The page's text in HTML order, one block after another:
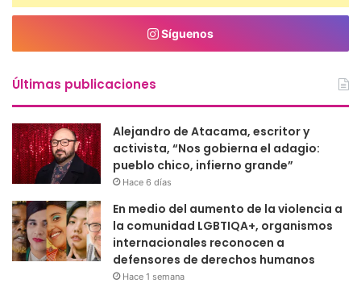
Síguenos
Últimas publicaciones
Alejandro de Atacama, escritor y
activista, “Nos gobierna el adagio:
pueblo chico, infierno grande”
Hace 6 días
En medio del aumento de la violencia a
la comunidad LGBTIQA+, organismos
internacionales reconocen a
defensores de derechos humanos
Hace 1 semana